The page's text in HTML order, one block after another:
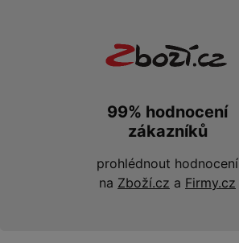
99% hodnocení
zákazníků
prohlédnout hodnocení
na Zboží.cz a Firmy.cz